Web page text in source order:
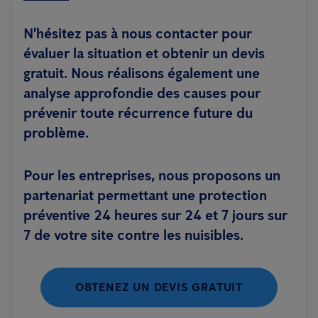
N'hésitez pas à nous contacter pour
évaluer la situation et obtenir un devis
gratuit. Nous réalisons également une
analyse approfondie des causes pour
prévenir toute récurrence future du
problème.
Pour les entreprises, nous proposons un
partenariat permettant une protection
préventive 24 heures sur 24 et 7 jours sur
7 de votre site contre les nuisibles.
OBTENEZ UN DEVIS GRATUIT